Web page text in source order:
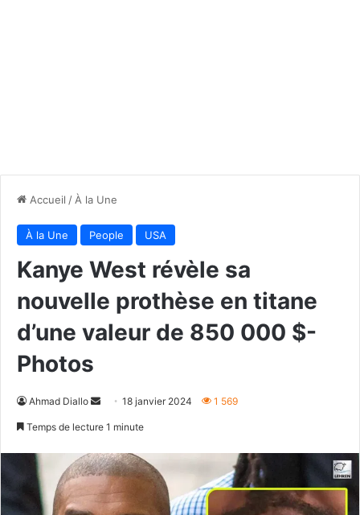
Accueil / À la Une
À la Une People USA
Kanye West révèle sa
nouvelle prothèse en titane
d’une valeur de 850 000 $-
Photos
Ahmad Diallo
Envoyer18 janvier 2024 1 569
Temps de lecture 1 minute